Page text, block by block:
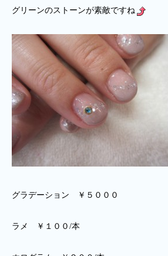
グリーンのストーンが素敵ですね
グラデーション ￥５０００
ラメ ￥１００/本